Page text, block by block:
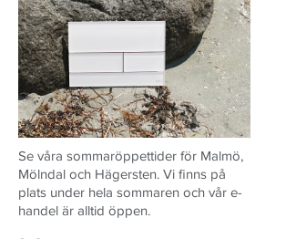
Se våra sommaröppettider för Malmö,
Mölndal och Hägersten. Vi finns på
plats under hela sommaren och vår e-
handel är alltid öppen.